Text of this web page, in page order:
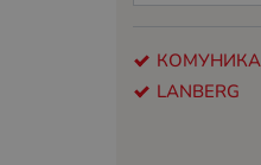
LANBERG